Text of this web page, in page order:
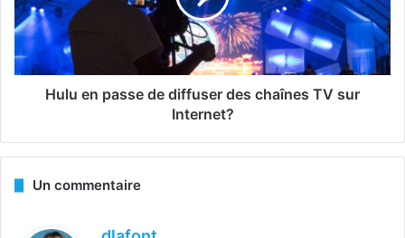
Hulu en passe de diffuser des chaînes TV sur
Internet?
Un commentaire